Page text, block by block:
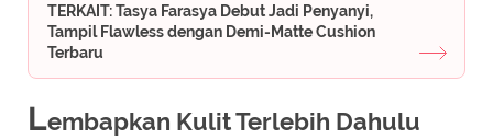
TERKAIT: Tasya Farasya Debut Jadi Penyanyi,
Tampil Flawless dengan Demi-Matte Cushion
Terbaru
Lembapkan Kulit Terlebih Dahulu